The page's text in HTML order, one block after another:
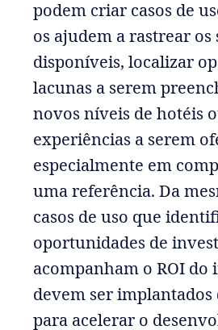
podem criar casos de
os ajudem a rastrear os
disponíveis, localizar
lacunas a serem
novos níveis de hotéis
experiências a serem
especialmente em
uma referência. Da
casos de uso que
oportunidades de
acompanham o ROI do
devem ser implantados
para acelerar o